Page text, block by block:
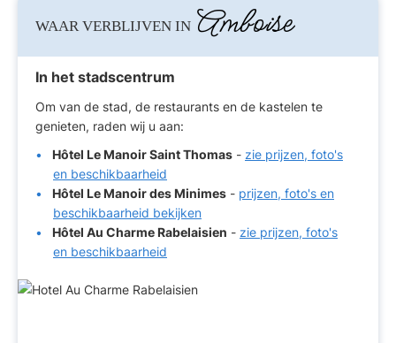
WAAR VERBLIJVEN IN Amboise
In het stadscentrum
Om van de stad, de restaurants en de kastelen te
genieten, raden wij u aan:
Hôtel Le Manoir Saint Thomas - zie prijzen, foto's
en beschikbaarheid
Hôtel Le Manoir des Minimes - prijzen, foto's en
beschikbaarheid bekijken
Hôtel Au Charme Rabelaisien - zie prijzen, foto's
en beschikbaarheid